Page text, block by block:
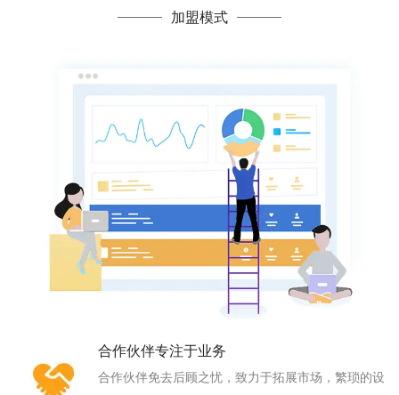
加盟模式
合作伙伴专注于业务
合作伙伴免去后顾之忧，致力于拓展市场，繁琐的设